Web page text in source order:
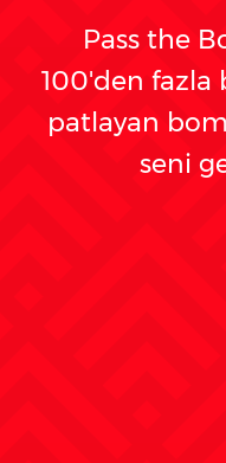
Pass the
100'den fazla
patlayan
seni